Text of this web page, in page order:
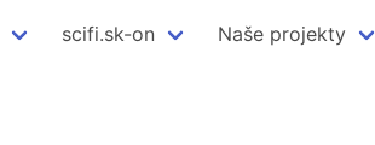
scifi.sk-on Naše projekty